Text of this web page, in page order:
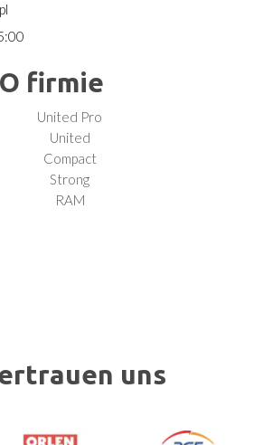
O firmie
United Pro
United
Compact
Strong
RAM
uns